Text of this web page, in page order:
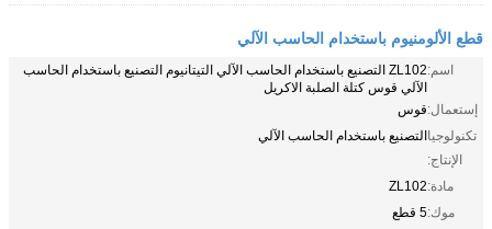
قطع الألومنيوم باستخدام الحاسب الآلي
اسم:
ZL102 التصنيع باستخدام الحاسب الآلي التيتانيوم التصنيع باستخدام الحاسب
الآلي قوس كتلة الصلبة الاكريل
إستعمال:قوس
تكنولوجيا
الإنتاج:
التصنيع باستخدام الحاسب الآلي
مادة:ZL102
موك:5 قطع